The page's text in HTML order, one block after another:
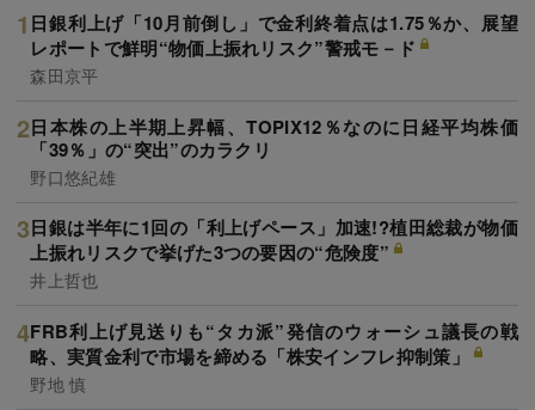
日銀利上げ「10月前倒し」で金利終着点は1.75％か、展望
レポートで鮮明“物価上振れリスク”警戒モ－ド
森田京平
日本株の上半期上昇幅、TOPIX12％なのに日経平均株価
「39％」の“突出”のカラクリ
野口悠紀雄
日銀は半年に1回の「利上げペース」加速!?植田総裁が物価
上振れリスクで挙げた3つの要因の“危険度”
井上哲也
FRB利上げ見送りも“タカ派”発信のウォーシュ議長の戦
略、実質金利で市場を締める「株安インフレ抑制策」
野地 慎